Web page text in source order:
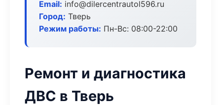
Email: info@dilercentrautol596.ru
Город: Тверь
Режим работы: Пн-Вс: 08:00-22:00
Ремонт и диагностика
ДВС в Тверь